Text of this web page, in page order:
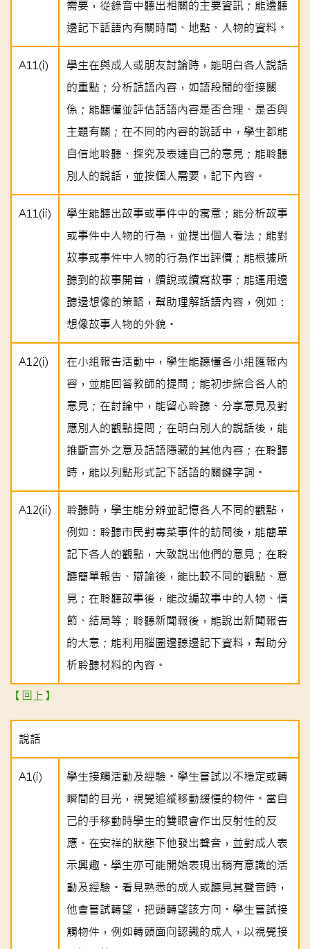
需要，從錄音中聽出相關的主要資訊；能邊聽
邊記下話語內有關時間、地點、人物的資料。
A11(i)
學生在與成人或朋友討論時，能明白各人說話
的重點；分析話語內容，如語段間的銜接關
係；能聽懂並評估話語內容是否合理、是否與
主題有關；在不同的內容的說話中，學生都能
自信地聆聽、探究及表達自己的意見；能聆聽
別人的說話，並按個人需要，記下內容。
A11(ii)
學生能聽出故事或事件中的寓意；能分析故事
或事件中人物的行為，並提出個人看法；能對
故事或事件中人物的行為作出評價；能根據所
聽到的故事開首，續說或續寫故事；能運用邊
聽邊想像的策略，幫助理解話語內容，例如：
想像故事人物的外貌。
A12(i)
在小組報告活動中，學生能聽懂各小組匯報內
容，並能回答教師的提問；能初步綜合各人的
意見；在討論中，能留心聆聽、分享意見及對
應別人的觀點提問；在明白別人的說話後，能
推斷言外之意及話語隱藏的其他內容；在聆聽
時，能以列點形式記下話語的關鍵字詞。
A12(ii)
聆聽時，學生能分辨並記憶各人不同的觀點，
例如：聆聽市民對毒菜事件的訪問後，能簡單
記下各人的觀點，大致說出他們的意見；在聆
聽簡單報告、辯論後，能比較不同的觀點、意
見；在聆聽故事後，能改編故事中的人物、情
節、結局等；聆聽新聞報後，能說出新聞報告
的大意；能利用腦圖邊聽邊記下資料，幫助分
析聆聽材料的內容。
【回上】
說話
A1(i)
學生接觸活動及經驗。學生嘗試以不穩定或轉
瞬間的目光，視覺追縱移動緩慢的物件。當自
己的手移動時學生的雙眼會作出反射性的反
應。在安祥的狀態下他發出聲音，並對成人表
示興趣。學生亦可能開始表現出稍有意識的活
動及經驗。看見熟悉的成人或聽見其聲音時，
他會嘗試轉望，把頭轉望該方向。學生嘗試接
觸物件，例如轉頭面向認識的成人，以視覺接